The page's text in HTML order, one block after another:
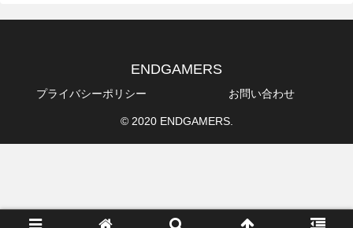
ENDGAMERS
プライバシーポリシー お問い合わせ
© 2020 ENDGAMERS.